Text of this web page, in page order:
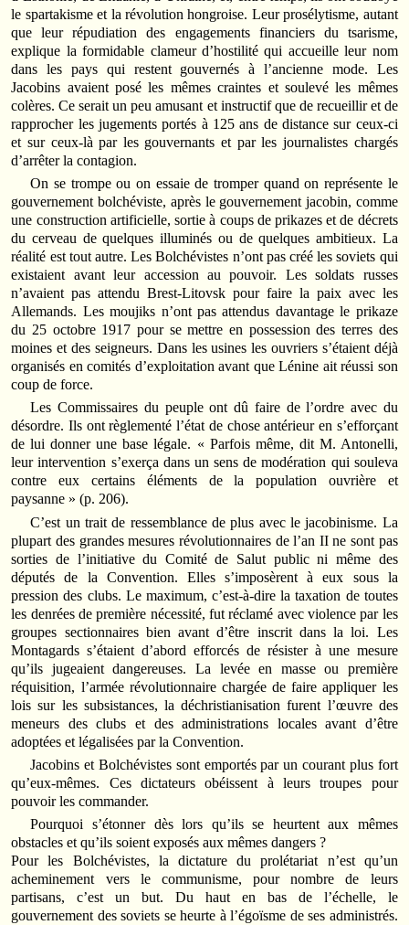
le spartakisme et la révolution hongroise. Leur prosélytisme, autant
que leur répudiation des engagements financiers du tsarisme,
explique la formidable clameur d’hostilité qui accueille leur nom
dans les pays qui restent gouvernés à l’ancienne mode. Les
Jacobins avaient posé les mêmes craintes et soulevé les mêmes
colères. Ce serait un peu amusant et instructif que de recueillir et de
rapprocher les jugements portés à 125 ans de distance sur ceux-ci
et sur ceux-là par les gouvernants et par les journalistes chargés
d’arrêter la contagion.
On se trompe ou on essaie de tromper quand on représente le
gouvernement bolchéviste, après le gouvernement jacobin, comme
une construction artificielle, sortie à coups de prikazes et de décrets
du cerveau de quelques illuminés ou de quelques ambitieux. La
réalité est tout autre. Les Bolchévistes n’ont pas créé les soviets qui
existaient avant leur accession au pouvoir. Les soldats russes
n’avaient pas attendu Brest-Litovsk pour faire la paix avec les
Allemands. Les moujiks n’ont pas attendus davantage le prikaze
du 25 octobre 1917 pour se mettre en possession des terres des
moines et des seigneurs. Dans les usines les ouvriers s’étaient déjà
organisés en comités d’exploitation avant que Lénine ait réussi son
coup de force.
Les Commissaires du peuple ont dû faire de l’ordre avec du
désordre. Ils ont règlementé l’état de chose antérieur en s’efforçant
de lui donner une base légale. « Parfois même, dit M. Antonelli,
leur intervention s’exerça dans un sens de modération qui souleva
contre eux certains éléments de la population ouvrière et
paysanne » (p. 206).
C’est un trait de ressemblance de plus avec le jacobinisme. La
plupart des grandes mesures révolutionnaires de l’an II ne sont pas
sorties de l’initiative du Comité de Salut public ni même des
députés de la Convention. Elles s’imposèrent à eux sous la
pression des clubs. Le maximum, c’est-à-dire la taxation de toutes
les denrées de première nécessité, fut réclamé avec violence par les
groupes sectionnaires bien avant d’être inscrit dans la loi. Les
Montagards s’étaient d’abord efforcés de résister à une mesure
qu’ils jugeaient dangereuses. La levée en masse ou première
réquisition, l’armée révolutionnaire chargée de faire appliquer les
lois sur les subsistances, la déchristianisation furent l’œuvre des
meneurs des clubs et des administrations locales avant d’être
adoptées et légalisées par la Convention.
Jacobins et Bolchévistes sont emportés par un courant plus fort
qu’eux-mêmes. Ces dictateurs obéissent à leurs troupes pour
pouvoir les commander.
Pourquoi s’étonner dès lors qu’ils se heurtent aux mêmes
obstacles et qu’ils soient exposés aux mêmes dangers ?
Pour les Bolchévistes, la dictature du prolétariat n’est qu’un
acheminement vers le communisme, pour nombre de leurs
partisans, c’est un but. Du haut en bas de l’échelle, le
gouvernement des soviets se heurte à l’égoïsme de ses administrés.